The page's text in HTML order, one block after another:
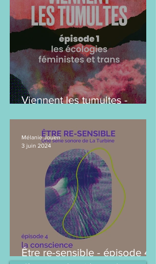
Viennent les tumultes -
féministes et trans
Être re-sensible - épisode 4 :
Mélanie Jouen
3 juin 2024